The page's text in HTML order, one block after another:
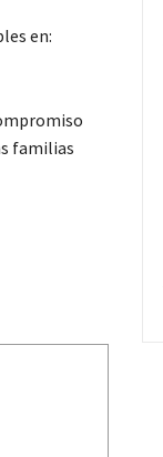
en:
familias